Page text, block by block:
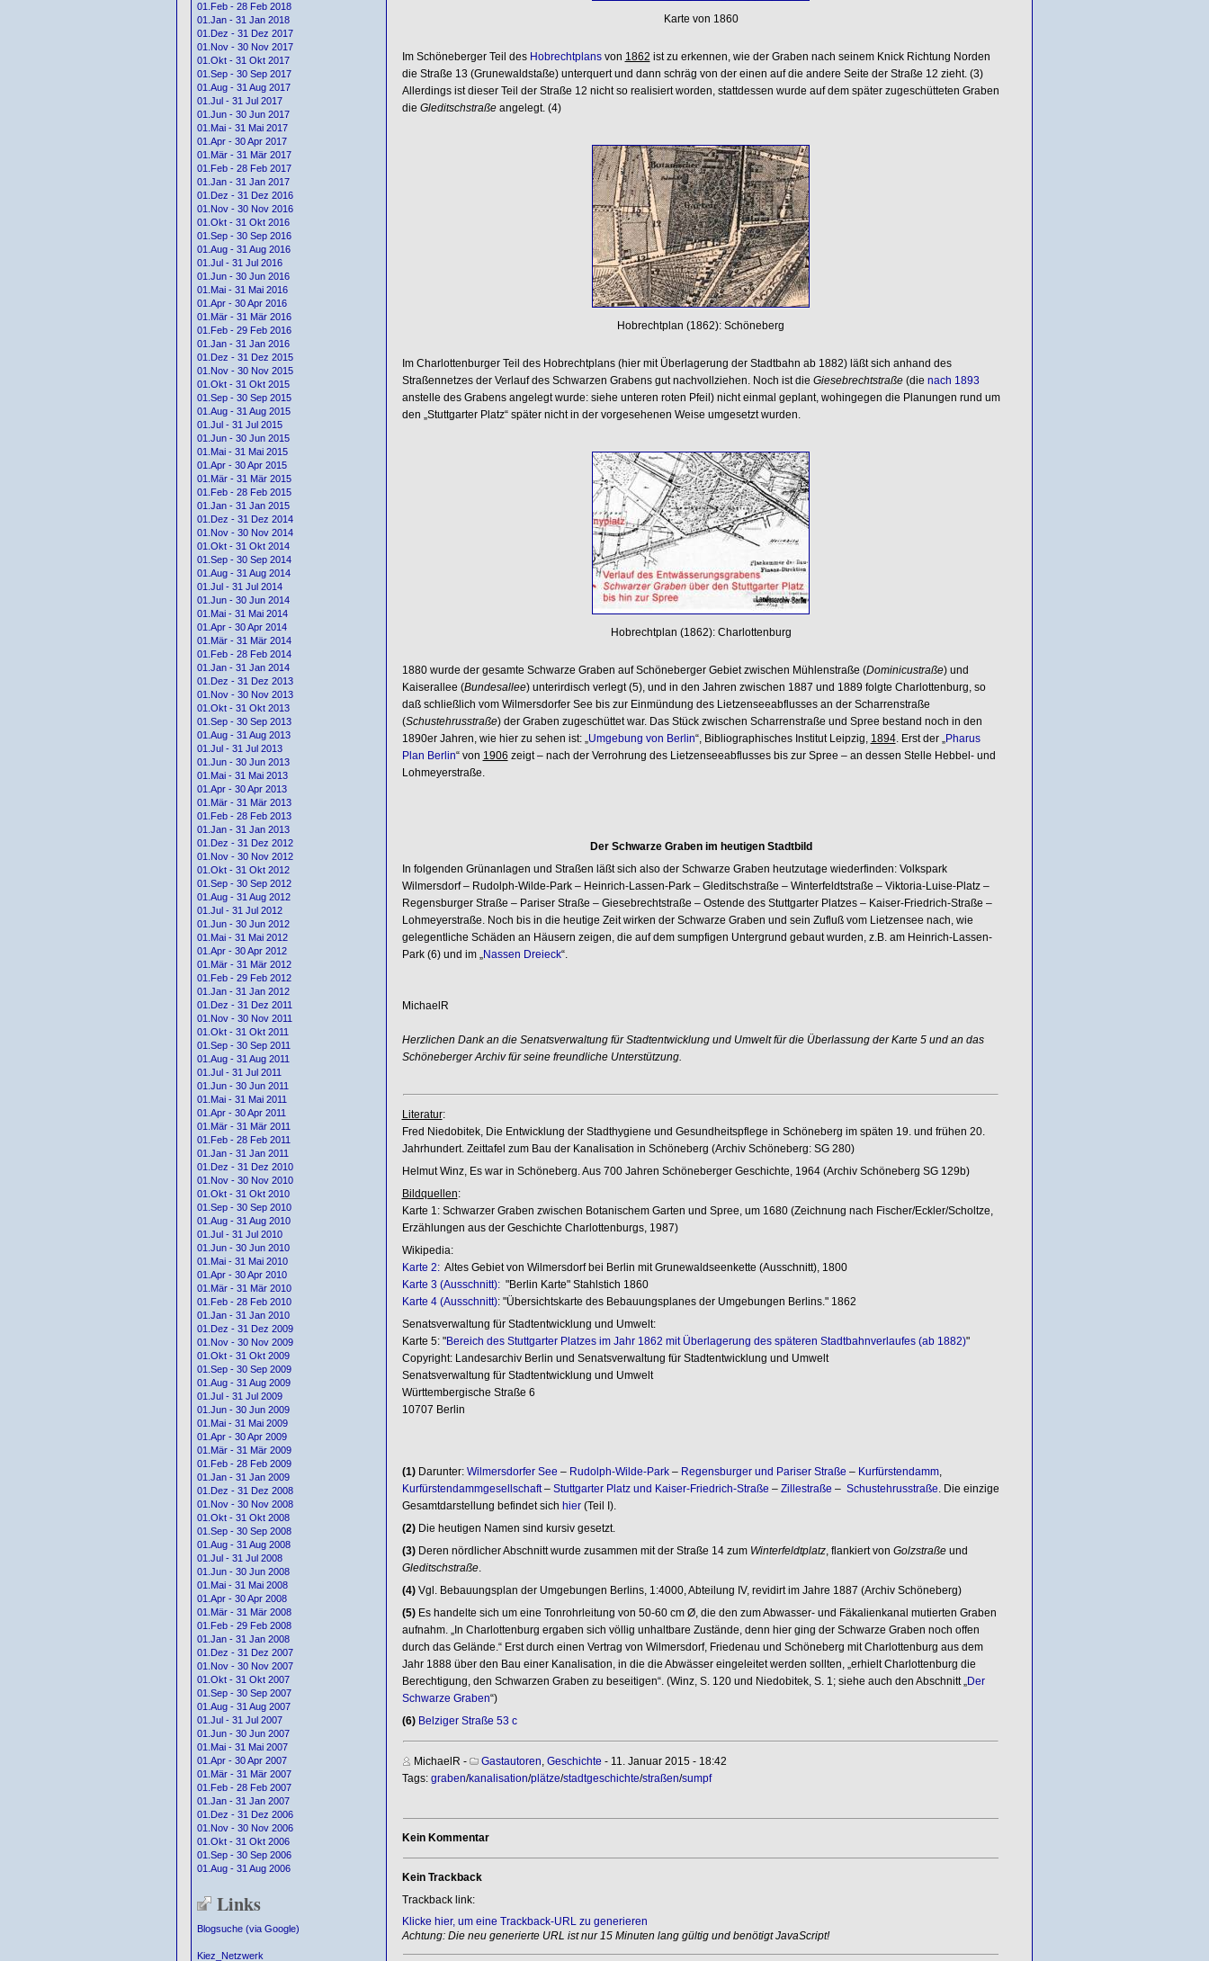
01.Feb - 28 Feb 2018
01.Jan - 31 Jan 2018
01.Dez - 31 Dez 2017
01.Nov - 30 Nov 2017
01.Okt - 31 Okt 2017
01.Sep - 30 Sep 2017
01.Aug - 31 Aug 2017
01.Jul - 31 Jul 2017
01.Jun - 30 Jun 2017
01.Mai - 31 Mai 2017
01.Apr - 30 Apr 2017
01.Mär - 31 Mär 2017
01.Feb - 28 Feb 2017
01.Jan - 31 Jan 2017
01.Dez - 31 Dez 2016
01.Nov - 30 Nov 2016
01.Okt - 31 Okt 2016
01.Sep - 30 Sep 2016
01.Aug - 31 Aug 2016
01.Jul - 31 Jul 2016
01.Jun - 30 Jun 2016
01.Mai - 31 Mai 2016
01.Apr - 30 Apr 2016
01.Mär - 31 Mär 2016
01.Feb - 29 Feb 2016
01.Jan - 31 Jan 2016
01.Dez - 31 Dez 2015
01.Nov - 30 Nov 2015
01.Okt - 31 Okt 2015
01.Sep - 30 Sep 2015
01.Aug - 31 Aug 2015
01.Jul - 31 Jul 2015
01.Jun - 30 Jun 2015
01.Mai - 31 Mai 2015
01.Apr - 30 Apr 2015
01.Mär - 31 Mär 2015
01.Feb - 28 Feb 2015
01.Jan - 31 Jan 2015
01.Dez - 31 Dez 2014
01.Nov - 30 Nov 2014
01.Okt - 31 Okt 2014
01.Sep - 30 Sep 2014
01.Aug - 31 Aug 2014
01.Jul - 31 Jul 2014
01.Jun - 30 Jun 2014
01.Mai - 31 Mai 2014
01.Apr - 30 Apr 2014
01.Mär - 31 Mär 2014
01.Feb - 28 Feb 2014
01.Jan - 31 Jan 2014
01.Dez - 31 Dez 2013
01.Nov - 30 Nov 2013
01.Okt - 31 Okt 2013
01.Sep - 30 Sep 2013
01.Aug - 31 Aug 2013
01.Jul - 31 Jul 2013
01.Jun - 30 Jun 2013
01.Mai - 31 Mai 2013
01.Apr - 30 Apr 2013
01.Mär - 31 Mär 2013
01.Feb - 28 Feb 2013
01.Jan - 31 Jan 2013
01.Dez - 31 Dez 2012
01.Nov - 30 Nov 2012
01.Okt - 31 Okt 2012
01.Sep - 30 Sep 2012
01.Aug - 31 Aug 2012
01.Jul - 31 Jul 2012
01.Jun - 30 Jun 2012
01.Mai - 31 Mai 2012
01.Apr - 30 Apr 2012
01.Mär - 31 Mär 2012
01.Feb - 29 Feb 2012
01.Jan - 31 Jan 2012
01.Dez - 31 Dez 2011
01.Nov - 30 Nov 2011
01.Okt - 31 Okt 2011
01.Sep - 30 Sep 2011
01.Aug - 31 Aug 2011
01.Jul - 31 Jul 2011
01.Jun - 30 Jun 2011
01.Mai - 31 Mai 2011
01.Apr - 30 Apr 2011
01.Mär - 31 Mär 2011
01.Feb - 28 Feb 2011
01.Jan - 31 Jan 2011
01.Dez - 31 Dez 2010
01.Nov - 30 Nov 2010
01.Okt - 31 Okt 2010
01.Sep - 30 Sep 2010
01.Aug - 31 Aug 2010
01.Jul - 31 Jul 2010
01.Jun - 30 Jun 2010
01.Mai - 31 Mai 2010
01.Apr - 30 Apr 2010
01.Mär - 31 Mär 2010
01.Feb - 28 Feb 2010
01.Jan - 31 Jan 2010
01.Dez - 31 Dez 2009
01.Nov - 30 Nov 2009
01.Okt - 31 Okt 2009
01.Sep - 30 Sep 2009
01.Aug - 31 Aug 2009
01.Jul - 31 Jul 2009
01.Jun - 30 Jun 2009
01.Mai - 31 Mai 2009
01.Apr - 30 Apr 2009
01.Mär - 31 Mär 2009
01.Feb - 28 Feb 2009
01.Jan - 31 Jan 2009
01.Dez - 31 Dez 2008
01.Nov - 30 Nov 2008
01.Okt - 31 Okt 2008
01.Sep - 30 Sep 2008
01.Aug - 31 Aug 2008
01.Jul - 31 Jul 2008
01.Jun - 30 Jun 2008
01.Mai - 31 Mai 2008
01.Apr - 30 Apr 2008
01.Mär - 31 Mär 2008
01.Feb - 29 Feb 2008
01.Jan - 31 Jan 2008
01.Dez - 31 Dez 2007
01.Nov - 30 Nov 2007
01.Okt - 31 Okt 2007
01.Sep - 30 Sep 2007
01.Aug - 31 Aug 2007
01.Jul - 31 Jul 2007
01.Jun - 30 Jun 2007
01.Mai - 31 Mai 2007
01.Apr - 30 Apr 2007
01.Mär - 31 Mär 2007
01.Feb - 28 Feb 2007
01.Jan - 31 Jan 2007
01.Dez - 31 Dez 2006
01.Nov - 30 Nov 2006
01.Okt - 31 Okt 2006
01.Sep - 30 Sep 2006
01.Aug - 31 Aug 2006
Links
Blogsuche (via Google)
Kiez_Netzwerk
Karte von 1860
Im Schöneberger Teil des Hobrechtplansvon 1862 ist zu erkennen, wie der Graben nach seinem Knick Richtung Norden
die Straße 13 (Grunewaldstaße) unterquert und dann schräg von der einen auf die andere Seite der Straße 12 zieht. (3)
Allerdings ist dieser Teil der Straße 12 nicht so realisiert worden, stattdessen wurde auf dem später zugeschütteten Graben
die Gleditschstraßeangelegt. (4)
Hobrechtplan (1862): Schöneberg
Im Charlottenburger Teil des Hobrechtplans (hier mit Überlagerung der Stadtbahn ab 1882) läßt sich anhand des
Straßennetzes der Verlauf des Schwarzen Grabens gut nachvollziehen. Noch ist die Giesebrechtstraße(die nach 1893
anstelle des Grabens angelegt wurde: siehe unteren roten Pfeil) nicht einmal geplant, wohingegen die Planungen rund um
den „Stuttgarter Platz“ später nicht in der vorgesehenen Weise umgesetzt wurden.
Hobrechtplan (1862): Charlottenburg
1880 wurde der gesamte Schwarze Graben auf Schöneberger Gebiet zwischen Mühlenstraße (Dominicustraße) und
Kaiserallee (Bundesallee) unterirdisch verlegt (5), und in den Jahren zwischen 1887 und 1889 folgte Charlottenburg, so
daß schließlich vom Wilmersdorfer See bis zur Einmündung des Lietzenseeabflusses an der Scharrenstraße
(Schustehrusstraße) der Graben zugeschüttet war. Das Stück zwischen Scharrenstraße und Spree bestand noch in den
1890er Jahren, wie hier zu sehen ist: „ Umgebung von Berlin“, Bibliographisches Institut Leipzig, 1894. Erst der „ Pharus
Plan Berlin“ von 1906 zeigt – nach der Verrohrung des Lietzenseeabflusses bis zur Spree – an dessen Stelle Hebbel- und
Lohmeyerstraße.
Der Schwarze Graben im heutigen Stadtbild
In folgenden Grünanlagen und Straßen läßt sich also der Schwarze Graben heutzutage wiederfinden: Volkspark
Wilmersdorf – Rudolph-Wilde-Park – Heinrich-Lassen-Park – Gleditschstraße – Winterfeldtstraße – Viktoria-Luise-Platz –
Regensburger Straße – Pariser Straße – Giesebrechtstraße – Ostende des Stuttgarter Platzes – Kaiser-Friedrich-Straße –
Lohmeyerstraße. Noch bis in die heutige Zeit wirken der Schwarze Graben und sein Zufluß vom Lietzensee nach, wie
gelegentliche Schäden an Häusern zeigen, die auf dem sumpfigen Untergrund gebaut wurden, z.B. am Heinrich-Lassen-
Park (6) und im „ Nassen Dreieck“.
MichaelR
Herzlichen Dank an die Senatsverwaltung für Stadtentwicklung und Umwelt für die Überlassung der Karte 5 und an das
Schöneberger Archiv für seine freundliche Unterstützung.
Literatur:
Fred Niedobitek, Die Entwicklung der Stadthygiene und Gesundheitspflege in Schöneberg im späten 19. und frühen 20.
Jahrhundert. Zeittafel zum Bau der Kanalisation in Schöneberg (Archiv Schöneberg: SG 280)
Helmut Winz, Es war in Schöneberg. Aus 700 Jahren Schöneberger Geschichte, 1964 (Archiv Schöneberg SG 129b)
Bildquellen:
Karte 1: Schwarzer Graben zwischen Botanischem Garten und Spree, um 1680 (Zeichnung nach Fischer/Eckler/Scholtze,
Erzählungen aus der Geschichte Charlottenburgs, 1987)
Wikipedia:
Karte 2:Altes Gebiet von Wilmersdorf bei Berlin mit Grunewaldseenkette (Ausschnitt), 1800
Karte 3 (Ausschnitt):"Berlin Karte" Stahlstich 1860
Karte 4 (Ausschnitt): "Übersichtskarte des Bebauungsplanes der Umgebungen Berlins." 1862
Senatsverwaltung für Stadtentwicklung und Umwelt:
Karte 5: "Bereich des Stuttgarter Platzes im Jahr 1862 mit Überlagerung des späteren Stadtbahnverlaufes (ab 1882)"
Copyright: Landesarchiv Berlin und Senatsverwaltung für Stadtentwicklung und Umwelt
Senatsverwaltung für Stadtentwicklung und Umwelt
Württembergische Straße 6
10707 Berlin
(1)Darunter: Wilmersdorfer See – Rudolph-Wilde-Park– Regensburger und Pariser Straße – Kurfürstendamm,
Kurfürstendammgesellschaft– Stuttgarter Platz und Kaiser-Friedrich-Straße – Zillestraße – Schustehrusstraße . Die einzige
Gesamtdarstellung befindet sich hier(Teil I).
(2)Die heutigen Namen sind kursiv gesetzt.
(3)Deren nördlicher Abschnitt wurde zusammen mit der Straße 14 zum Winterfeldtplatz, flankiert von Golzstraßeund
Gleditschstraße.
(4)Vgl. Bebauungsplan der Umgebungen Berlins, 1:4000, Abteilung IV, revidirt im Jahre 1887 (Archiv Schöneberg)
(5)Es handelte sich um eine Tonrohrleitung von 50-60 cm Ø, die den zum Abwasser- und Fäkalienkanal mutierten Graben
aufnahm. „In Charlottenburg ergaben sich völlig unhaltbare Zustände, denn hier ging der Schwarze Graben noch offen
durch das Gelände.“ Erst durch einen Vertrag von Wilmersdorf, Friedenau und Schöneberg mit Charlottenburg aus dem
Jahr 1888 über den Bau einer Kanalisation, in die die Abwässer eingeleitet werden sollten, „erhielt Charlottenburg die
Berechtigung, den Schwarzen Graben zu beseitigen“. (Winz, S. 120 und Niedobitek, S. 1; siehe auch den Abschnitt „ Der
Schwarze Graben“)
(6) Belziger Straße 53 c
MichaelR - Gastautoren Geschichte - 11. Januar 2015 - 18:42
Tags: graben/kanalisation/plätze/stadtgeschichte/straßen/sumpf
Kein Kommentar
Kein Trackback
Trackback link:
Klicke hier, um eine Trackback-URL zu generieren
Achtung: Die neu generierte URL ist nur 15 Minuten lang gültig und benötigt JavaScript!